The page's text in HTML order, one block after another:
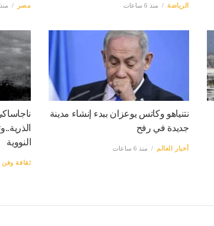
الرياضة منذ 6 ساعات مصر منذ 7 ساعات
نتنياهو وكاتس يوعزان ببدء إنشاء مدينة
جديدة في رفح
أخبار العالم منذ 6 ساعات
النووية
ثقافة وفن